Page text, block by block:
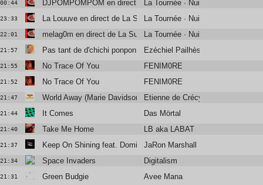
00:44 DJPOMPOMPOM en direct de La SucrièreLa Tournée · Nuits Sonores
23:33 La Louuve en direct de La SucrièreLa Tournée · Nuits Sonores
22:01 melag0m en direct de La SucrièreLa Tournée · Nuits Sonores
21:57 Pas tant de d'chichi ponpon Ezéchiel Pailhès
21:55 No Trace Of You FENIM0RE
21:52 No Trace Of You FENIM0RE
21:47 World Away (Marie Davidson remix)Etienne de Crécy
21:44 It Comes Das Mörtal
21:40 Take Me Home LB aka LABAT
21:37 Keep On Shining feat. Dominique Fils-Aimé
JaRon Marshall
21:34 Space Invaders Digitalism
21:31 Green Budgie Avee Mana